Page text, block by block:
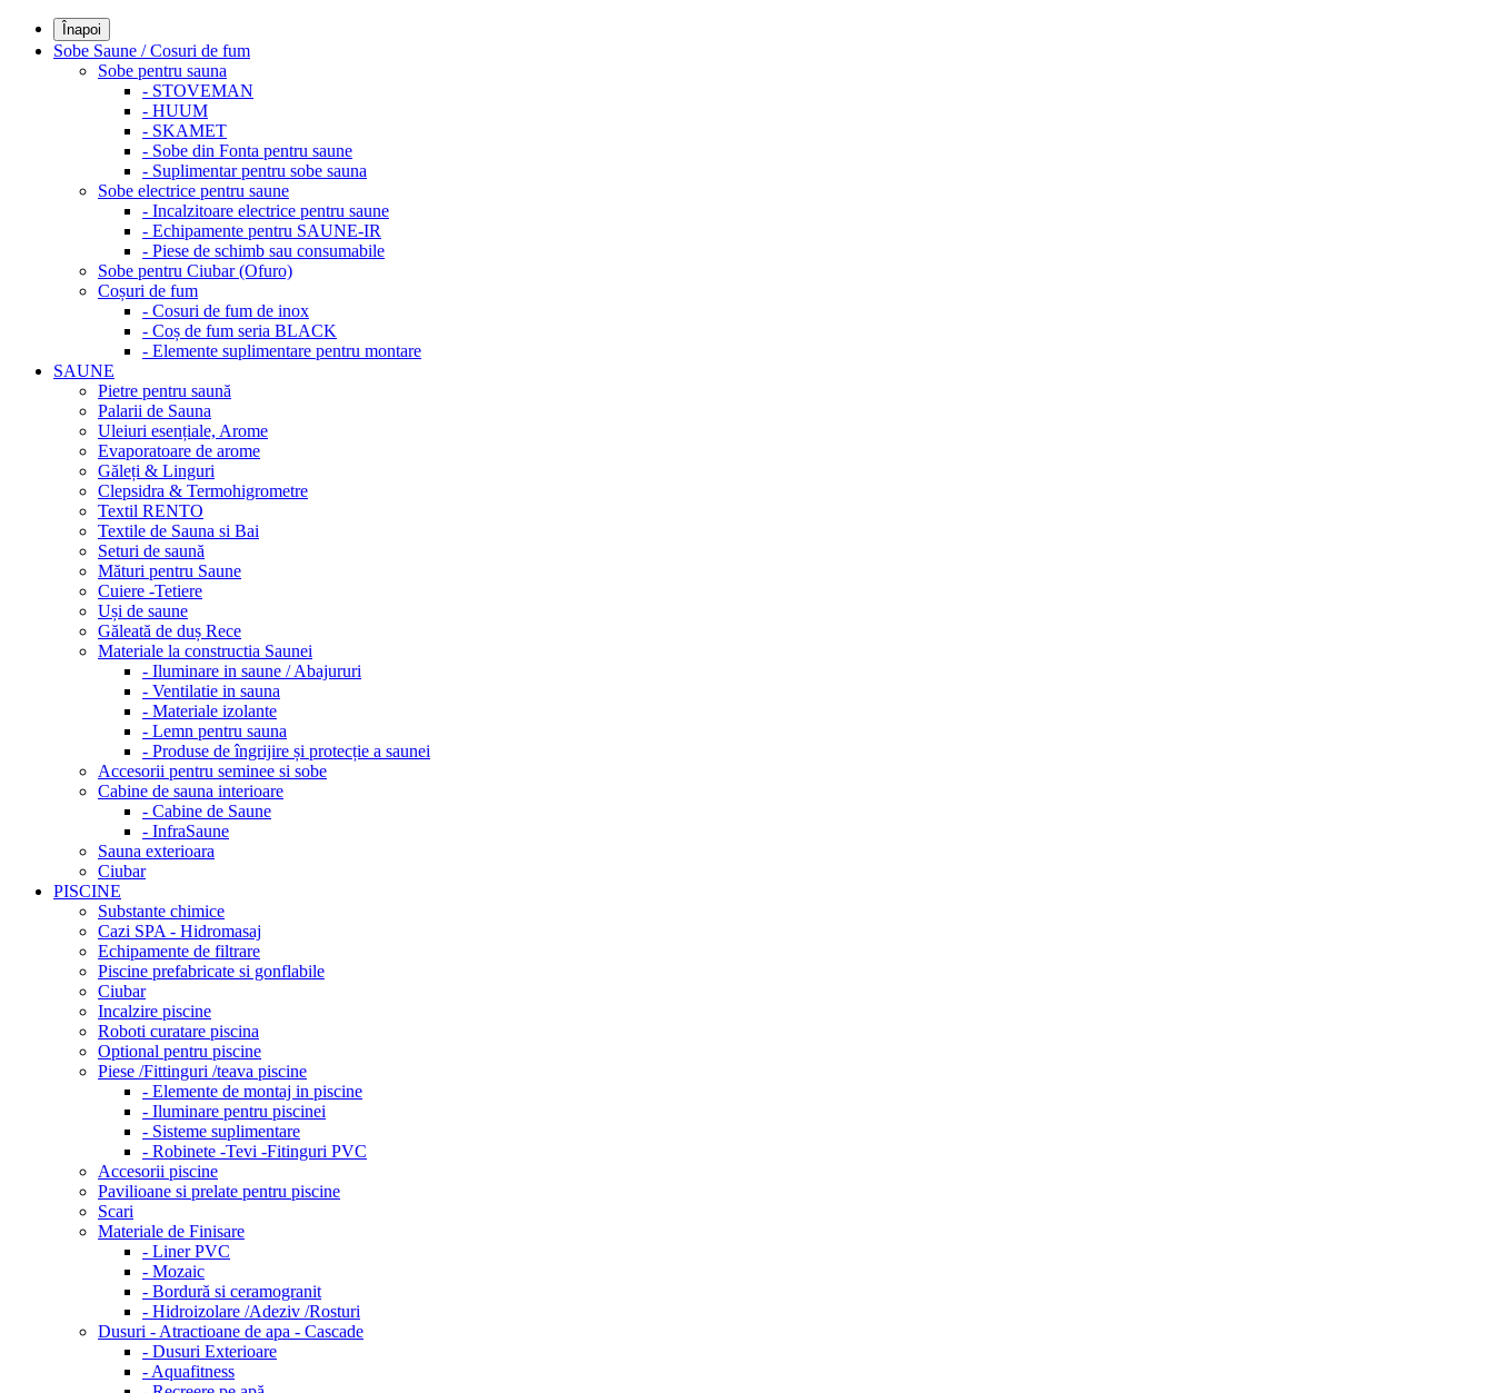
Înapoi
Sobe Saune / Cosuri de fum
Sobe pentru sauna
- STOVEMAN
- HUUM
- SKAMET
- Sobe din Fonta pentru saune
- Suplimentar pentru sobe sauna
Sobe electrice pentru saune
- Incalzitoare electrice pentru saune
- Echipamente pentru SAUNE-IR
- Piese de schimb sau consumabile
Sobe pentru Ciubar (Ofuro)
Coșuri de fum
- Cosuri de fum de inox
- Coș de fum seria BLACK
- Elemente suplimentare pentru montare
SAUNE
Pietre pentru saună
Palarii de Sauna
Uleiuri esențiale, Arome
Evaporatoare de arome
Găleți & Linguri
Clepsidra & Termohigrometre
Textil RENTO
Textile de Sauna si Bai
Seturi de saună
Mături pentru Saune
Cuiere -Tetiere
Uși de saune
Găleată de duș Rece
Materiale la constructia Saunei
- Iluminare in saune / Abajururi
- Ventilatie in sauna
- Materiale izolante
- Lemn pentru sauna
- Produse de îngrijire și protecție a saunei
Accesorii pentru seminee si sobe
Cabine de sauna interioare
- Cabine de Saune
- InfraSaune
Sauna exterioara
Ciubar
PISCINE
Substante chimice
Cazi SPA - Hidromasaj
Echipamente de filtrare
Piscine prefabricate si gonflabile
Ciubar
Incalzire piscine
Roboti curatare piscina
Optional pentru piscine
Piese /Fittinguri /teava piscine
- Elemente de montaj in piscine
- Iluminare pentru piscinei
- Sisteme suplimentare
- Robinete -Tevi -Fitinguri PVC
Accesorii piscine
Pavilioane si prelate pentru piscine
Scari
Materiale de Finisare
- Liner PVC
- Mozaic
- Bordură si ceramogranit
- Hidroizolare /Adeziv /Rosturi
Dusuri - Atractioane de apa - Cascade
- Dusuri Exterioare
- Aquafitness